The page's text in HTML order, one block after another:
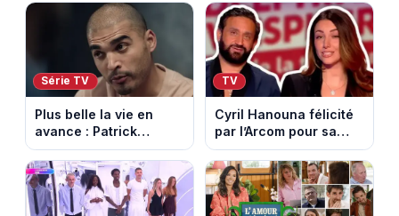
contrôle. Episode du 10
août 2026.
nomade en Mongolie
Série TV
Plus belle la vie en
avance : Patrick
Nebout est-il mort ?
Episode du 10 août
2026 (spoiler)
TV
Cyril Hanouna félicité
par l’Arcom pour sa
maîtrise de l’antenne
face aux propos de
Delphine Wespiser sur
le cancer